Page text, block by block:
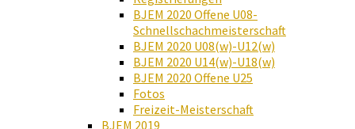
BJEM 2020 Offene U08-
Schnellschachmeisterschaft
BJEM 2020 U08(w)-U12(w)
BJEM 2020 U14(w)-U18(w)
BJEM 2020 Offene U25
Fotos
Freizeit-Meisterschaft
BJEM 2019